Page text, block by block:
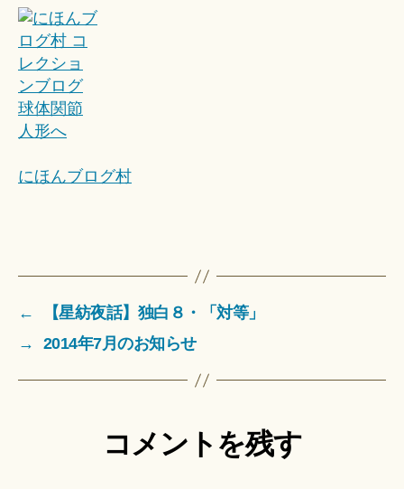
にほんブログ村
←
【星紡夜話】独白８・「対等」
→
2014年7月のお知らせ
コメントを残す